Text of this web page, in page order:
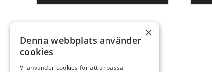
×
Denna webbplats använder
cookies
Vi använder cookies för att anpassa